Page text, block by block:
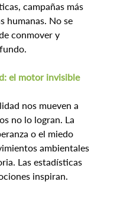
campañas más
humanas. No se
conmover y
el motor invisible
nos mueven a
no lo logran. La
o el miedo
ambientales
Las estadísticas
inspiran.